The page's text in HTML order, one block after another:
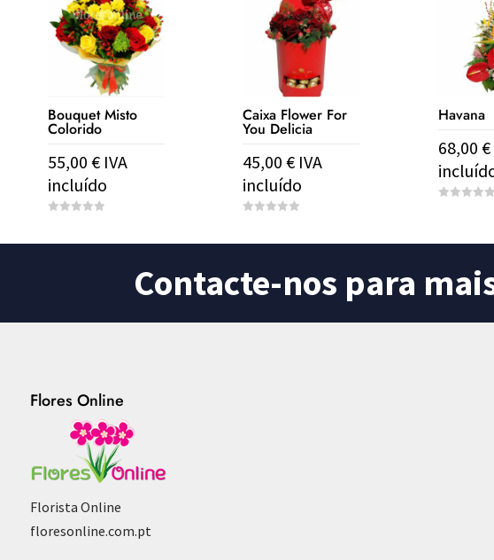
Bouquet Misto
Colorido
55,00 € IVA
incluído
u
Caixa Flower For
You Delicia
45,00€ IVA
incluído
u
f
5
Havana
68,00€
Contacte-nos para
Flores Online
Florista Online
floresonline.com.pt